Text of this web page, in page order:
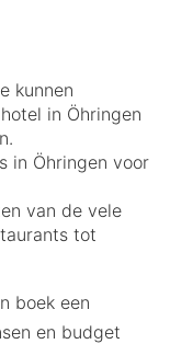
kunnen
in Öhringen
in Öhringen voor
van de vele
tot
boek een
en budget